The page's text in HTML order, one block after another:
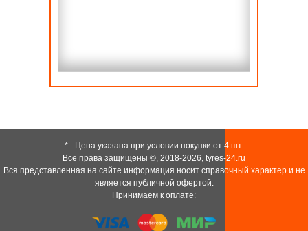
* - Цена указана при условии покупки от 4 шт.
Все права защищены ©, 2018-2026, tyres-24.ru
Вся представленная на сайте информация носит справочный характер и не
является публичной офертой.
Принимаем к оплате: